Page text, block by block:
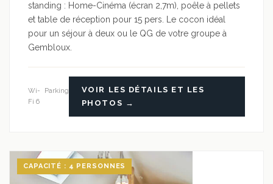
standing : Home-Cinéma (écran 2,7m), poêle à pellets
et table de réception pour 15 pers. Le cocon idéal
pour un séjour à deux ou le QG de votre groupe à
Gembloux.
Wi-
Fi 6
Parking
VOIR LES DÉTAILS ET LES
PHOTOS →
CAPACITÉ : 4 PERSONNES